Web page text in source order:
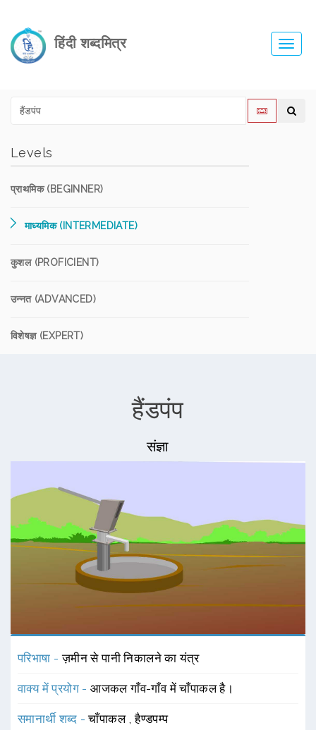
हिंदी शब्दमित्र
Levels
प्राथमिक (BEGINNER)
माध्यमिक (INTERMEDIATE)
कुशल (PROFICIENT)
उन्नत (ADVANCED)
विशेषज्ञ (EXPERT)
हैंडपंप
संज्ञा
परिभाषा -ज़मीन से पानी निकालने का यंत्र
वाक्य में प्रयोग -आजकल गाँव-गाँव में चाँपाकल है।
समानार्थी शब्द -चाँपाकल ,हैण्डपम्प